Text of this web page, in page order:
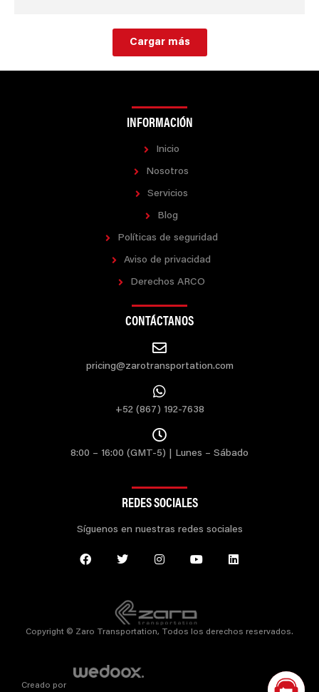
Cargar más
INFORMACIÓN
Inicio
Nosotros
Servicios
Blog
Políticas de seguridad
Aviso de privacidad
Derechos ARCO
CONTÁCTANOS
pricing@zarotransportation.com
+52 (867) 192-7638
8:00 – 16:00 (GMT-5) | Lunes – Sábado
REDES SOCIALES
Síguenos en nuestras redes sociales
Copyright © Zaro Transportation, Todos los derechos reservados.
Creado por